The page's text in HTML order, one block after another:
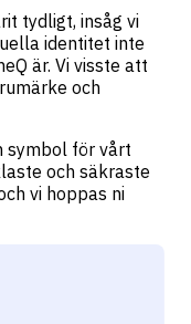
tydligt, insåg vi
identitet inte
är. Vi visste att
och
symbol för vårt
och säkraste
vi hoppas ni